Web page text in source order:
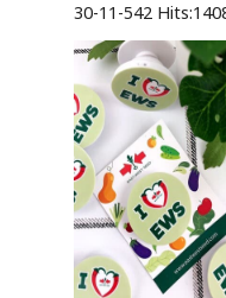
30-11-542 Hits: